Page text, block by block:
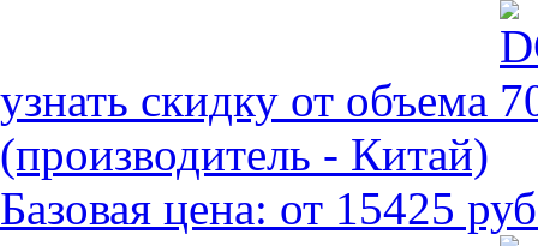
узнать скидку от объема
(производитель - Китай)
Базовая цена: от 15425